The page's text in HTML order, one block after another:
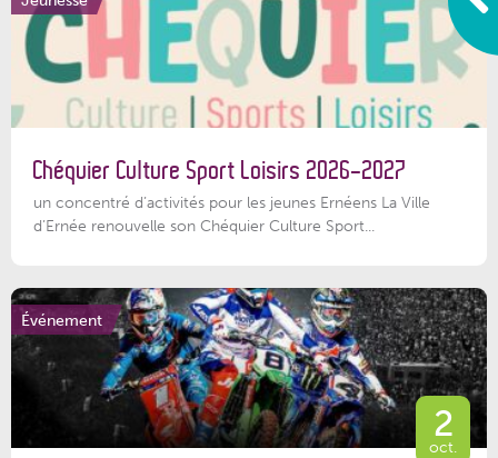
Chéquier Culture Sport Loisirs 2026-2027
un concentré d’activités pour les jeunes Ernéens La Ville
d’Ernée renouvelle son Chéquier Culture Sport...
Événement
2
oct.